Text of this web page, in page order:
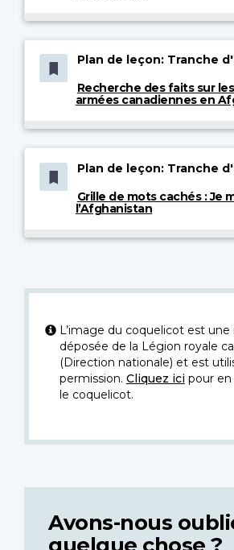
Plan de leçon: Tranche
Recherche des faits sur
armées canadiennes en
Plan de leçon: Tranche
Grille de mots cachés : Je
l’Afghanistan
L’image du coquelicot est une
déposée de la Légion royale
(Direction nationale) et est
permission. Cliquez icipour en
le coquelicot.
Avons-nous
quelque chose ?